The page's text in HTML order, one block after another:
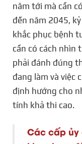
năm tới mà cần
đến năm 2045,
khắc phục bệnh
cần có cách nhìn
phải đánh đúng
đang làm và việc
định hướng cho
tính khả thi cao.
Các cấp ủy